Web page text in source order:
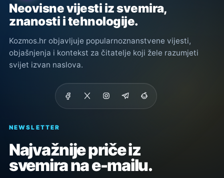
Neovisne vijesti iz svemira,
znanosti i tehnologije.
Kozmos.hr objavljuje popularnoznanstvene vijesti,
objašnjenja i kontekst za čitatelje koji žele razumjeti
svijet izvan naslova.
NEWSLETTER
Najvažnije priče iz
svemira na e-mailu.